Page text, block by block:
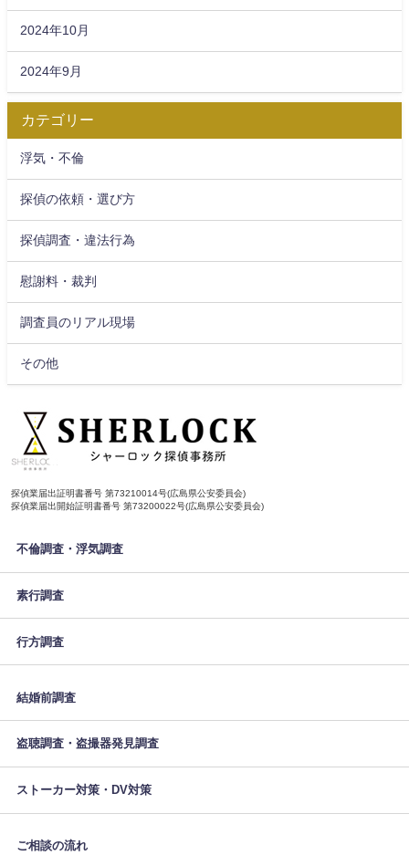
2024年10月
2024年9月
カテゴリー
浮気・不倫
探偵の依頼・選び方
探偵調査・違法行為
慰謝料・裁判
調査員のリアル現場
その他
探偵業届出証明書番号 第73210014号(広島県公安委員会)
探偵業届出開始証明書番号 第73200022号(広島県公安委員会)
不倫調査・浮気調査
素行調査
行方調査
結婚前調査
盗聴調査・盗撮器発見調査
ストーカー対策・DV対策
ご相談の流れ